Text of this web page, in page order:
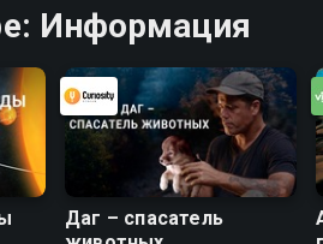
Информация
Даг – спасатель